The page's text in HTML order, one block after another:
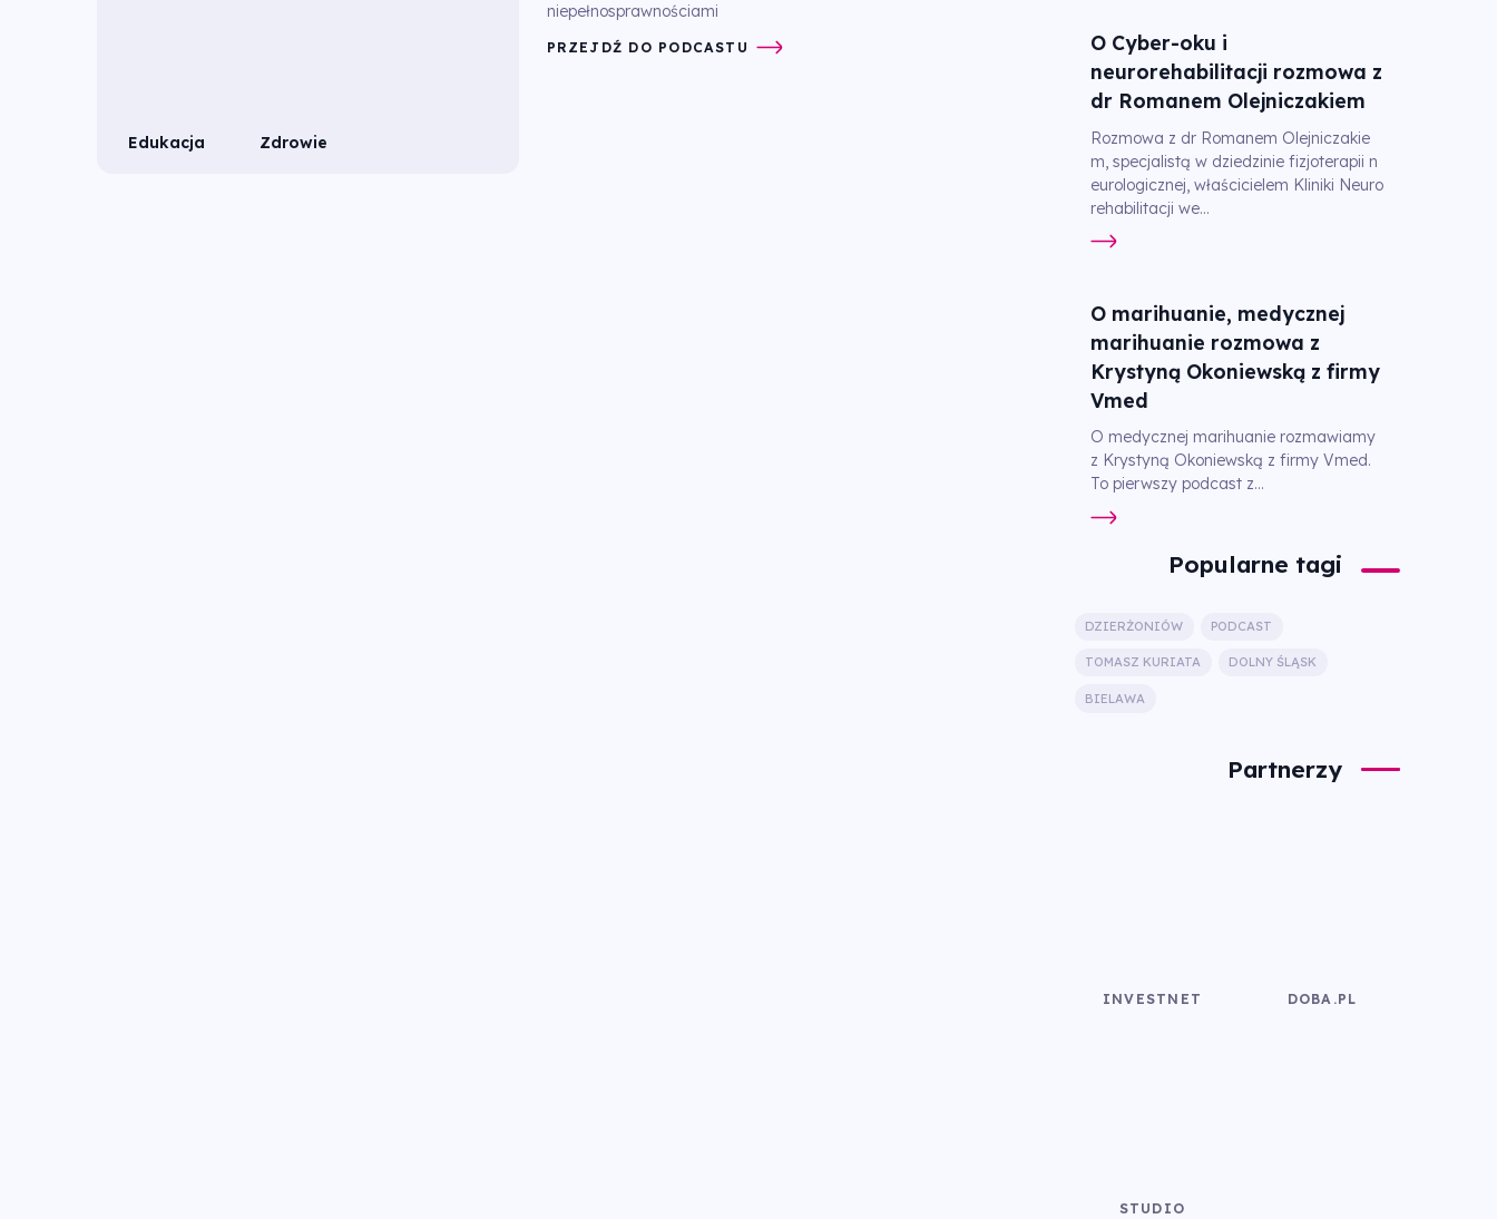
Edukacja Zdrowie
niepełnosprawnościami
PRZEJDŹ DO PODCASTU
O Cyber-oku i
neurorehabilitacji rozmowa z
dr Romanem Olejniczakiem
Rozmowa z dr Romanem Olejniczakie
m, specjalistą w dziedzinie fizjoterapii n
eurologicznej, właścicielem Kliniki Neuro
rehabilitacji we...
O marihuanie, medycznej
marihuanie rozmowa z
Krystyną Okoniewską z firmy
Vmed
O medycznej marihuanie rozmawiamy
z Krystyną Okoniewską z firmy Vmed.
To pierwszy podcast z...
Popularne tagi
DZIERŻONIÓW PODCAST
TOMASZ KURIATA DOLNY ŚLĄSK
BIELAWA
Partnerzy
INVESTNET DOBA.PL
STUDIO